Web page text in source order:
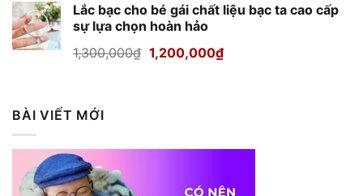
là:
1,600,000₫.
tại
1,500,000₫.
Lắc bạc cho bé gái chất liệu bạc ta cao cấp
sự lựa chọn hoàn hảo
1,300,000₫ Giá
1,200,000₫Giá
BÀI VIẾT MỚI